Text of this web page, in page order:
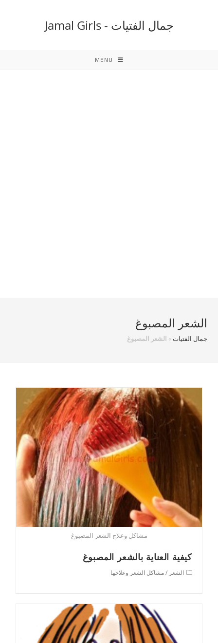
جمال الفتيات - Jamal Girls
MENU
الشعر المصبوغ
جمال الفتيات» الشعر المصبوغ
مشاكل وعلاج الشعر المصبوغ
كيفية العناية بالشعر المصبوغ
Postالشعر / مشاكل الشعر وعلاجها